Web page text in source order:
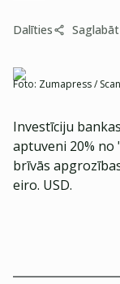
Dalīties Saglabāt
Foto: Zumapress /
Investīciju
aptuveni 20%
brīvās
eiro. USD.